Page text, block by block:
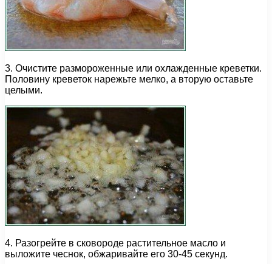
3. Очистите размороженные или охлажденные креветки.
Половину креветок нарежьте мелко, а вторую оставьте
целыми.
4. Разогрейте в сковороде растительное масло и
выложите чеснок, обжаривайте его 30-45 секунд.